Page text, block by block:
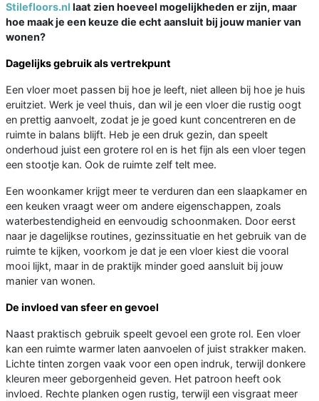
Stilefloors.nl laat zien hoeveel mogelijkheden er zijn, maar
hoe maak je een keuze die echt aansluit bij jouw manier van
wonen?
Dagelijks gebruik als vertrekpunt
Een vloer moet passen bij hoe je leeft, niet alleen bij hoe je huis
eruitziet. Werk je veel thuis, dan wil je een vloer die rustig oogt
en prettig aanvoelt, zodat je je goed kunt concentreren en de
ruimte in balans blijft. Heb je een druk gezin, dan speelt
onderhoud juist een grotere rol en is het fijn als een vloer tegen
een stootje kan. Ook de ruimte zelf telt mee.
Een woonkamer krijgt meer te verduren dan een slaapkamer en
een keuken vraagt weer om andere eigenschappen, zoals
waterbestendigheid en eenvoudig schoonmaken. Door eerst
naar je dagelijkse routines, gezinssituatie en het gebruik van de
ruimte te kijken, voorkom je dat je een vloer kiest die vooral
mooi lijkt, maar in de praktijk minder goed aansluit bij jouw
manier van wonen.
De invloed van sfeer en gevoel
Naast praktisch gebruik speelt gevoel een grote rol. Een vloer
kan een ruimte warmer laten aanvoelen of juist strakker maken.
Lichte tinten zorgen vaak voor een open indruk, terwijl donkere
kleuren meer geborgenheid geven. Het patroon heeft ook
invloed. Rechte planken ogen rustig, terwijl een visgraat meer